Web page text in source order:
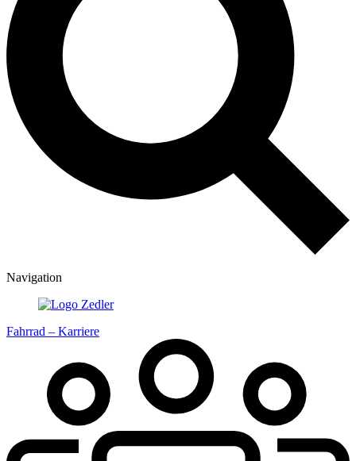
Navigation
Fahrrad – Karriere